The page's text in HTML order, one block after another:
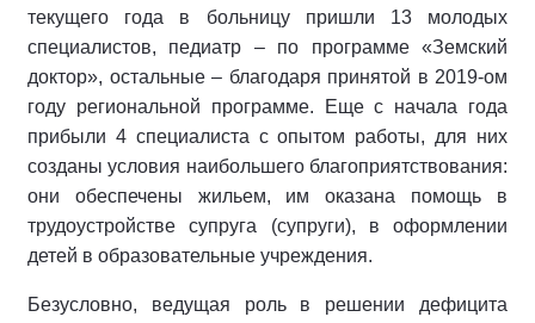
текущего года в больницу пришли 13 молодых
специалистов, педиатр – по программе «Земский
доктор», остальные – благодаря принятой в 2019-ом
году региональной программе. Еще с начала года
прибыли 4 специалиста с опытом работы, для них
созданы условия наибольшего благоприятствования:
они обеспечены жильем, им оказана помощь в
трудоустройстве супруга (супруги), в оформлении
детей в образовательные учреждения.
Безусловно, ведущая роль в решении дефицита